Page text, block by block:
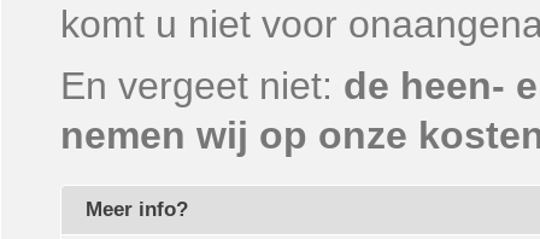
komt u niet voor
En vergeet niet: de heen-
nemen wij op onze
Meer info?